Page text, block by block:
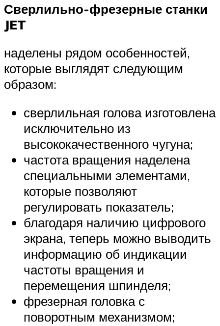
Сверлильно-фрезерные станки
JET
наделены рядом особенностей,
которые выглядят следующим
образом:
сверлильная голова изготовлена
исключительно из
высококачественного чугуна;
частота вращения наделена
специальными элементами,
которые позволяют
регулировать показатель;
благодаря наличию цифрового
экрана, теперь можно выводить
информацию об индикации
частоты вращения и
перемещения шпинделя;
фрезерная головка с
поворотным механизмом;